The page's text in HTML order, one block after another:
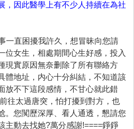
，因此醫學上有不少人持續在為社
一直困擾我許久，想冒昧向您請
位女生，相處期間心生好感，投入
現實原因無奈删除了所有聯絡方
體地址，内心十分糾結，不知道該
放不下這段感情，不甘心就此錯
往太過唐突，怕打擾到對方，也
。您闃歷深厚、看人通透，懇請您
主動去找她?萬分感謝!====錚錚